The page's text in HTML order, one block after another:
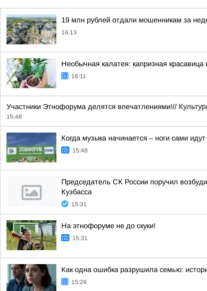
19 млн рублей отдали мошенникам за
16:13
Необычная калатея: капризная красавица
16:11
Участники Этнофорума делятся впечатлениями!//
15:48
Когда музыка начинается – ноги сами
15:48
Председатель СК России поручил
Кузбасса
15:31
На этнофоруме не до скуки!
15:31
Как одна ошибка разрушила семью:
15:26